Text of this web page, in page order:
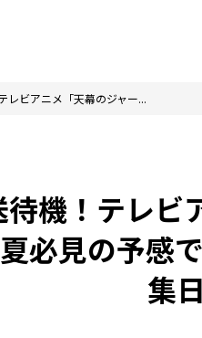
レビアニメ「天幕のジャー...
機！テレビ
必見の予
集